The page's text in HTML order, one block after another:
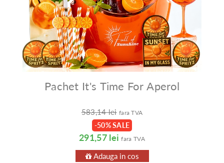
Pachet It's Time For Aperol
583,14 lei fara TVA
-50% SALE
291,57 lei fara TVA
Adauga in cos